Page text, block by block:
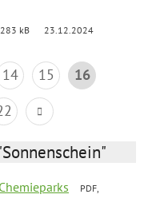
283 kB 23.12.2024
14 15
16
PDF,